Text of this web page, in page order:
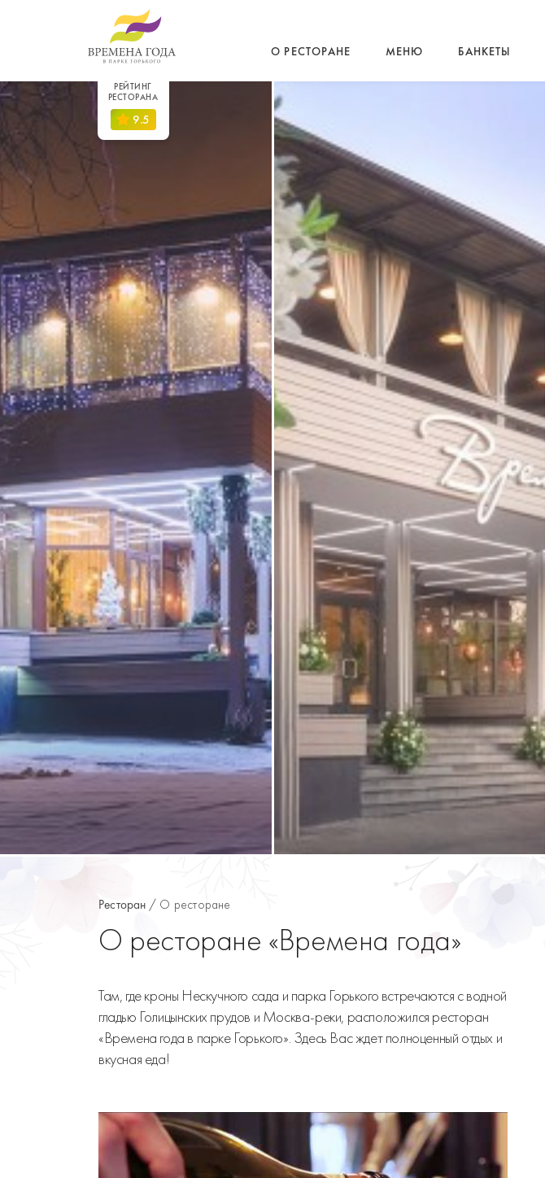
О РЕСТОРАНЕ
История места
Преимущества
Кухня
Постоянные гости
МЕНЮ
Банкетное меню
Винная карта
Алкоголь
Напитки
БАНКЕТЫ
Дни рождения
Фуршеты
РЕЙТИНГ
РЕСТОРАНА
9.5
restoclub.ru
9.3
gdebar.ru
9.8
Ресторан О ресторане
О ресторане «Времена года»
Там, где кроны Нескучного сада и парка Горького встречаются с водной
гладью Голицынских прудов и Москва-реки, расположился ресторан
«Времена года в парке Горького». Здесь Вас ждет полноценный отдых и
вкусная еда!